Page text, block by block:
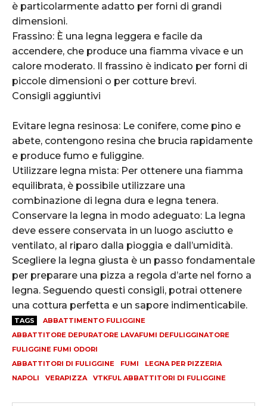
è particolarmente adatto per forni di grandi
dimensioni.
Frassino: È una legna leggera e facile da
accendere, che produce una fiamma vivace e un
calore moderato. Il frassino è indicato per forni di
piccole dimensioni o per cotture brevi.
Consigli aggiuntivi
Evitare legna resinosa: Le conifere, come pino e
abete, contengono resina che brucia rapidamente
e produce fumo e fuliggine.
Utilizzare legna mista: Per ottenere una fiamma
equilibrata, è possibile utilizzare una
combinazione di legna dura e legna tenera.
Conservare la legna in modo adeguato: La legna
deve essere conservata in un luogo asciutto e
ventilato, al riparo dalla pioggia e dall’umidità.
Scegliere la legna giusta è un passo fondamentale
per preparare una pizza a regola d’arte nel forno a
legna. Seguendo questi consigli, potrai ottenere
una cottura perfetta e un sapore indimenticabile.
TAGS
ABBATTIMENTO FULIGGINE
ABBATTITORE DEPURATORE LAVAFUMI DEFULIGGINATORE
FULIGGINE FUMI ODORI
ABBATTITORI DI FULIGGINE
FUMI
LEGNA PER PIZZERIA
NAPOLI
VERAPIZZA VTKFUL ABBATTITORI DI FULIGGINE